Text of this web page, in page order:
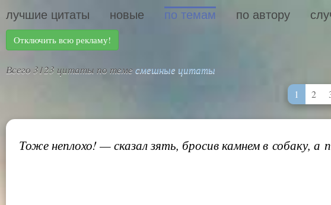
лучшие цитаты новые по темам по автору
Отключить всю рекламу!
Всего 3123 цитаты по теме смешные цитаты
1 2
Тоже неплохо! — сказал зять, бросив камнем в собаку, а